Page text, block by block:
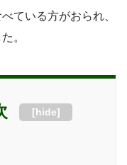
ている方がおられ、
。
[hide]